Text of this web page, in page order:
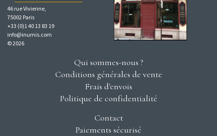
46 rue Vivienne,
75002 Paris
+33 (0)1 40 13 83 19
info@inumis.com
© 2026
Qui sommes-nous ?
Conditions générales de vente
Frais d'envois
Politique de confidentialité
Contact
Paiements sécurisé